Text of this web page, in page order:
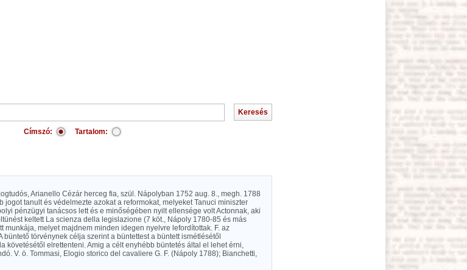
Címszó: Tartalom:
Arianello Cézár herceg fia, szül. Nápolyban 1752 aug. 8., megh. 1788
jogot tanult és védelmezte azokat a reformokat, melyeket Tanuci miniszter
pénzügyi tanácsos lett és e minőségében nyilt ellensége volt Actonnak, aki
keltett La scienza della legislazione (7 köt., Nápoly 1780-85 és más
munkája, melyet majdnem minden idegen nyelvre lefordítottak. F. az
törvénynek célja szerint a büntettest a büntett ismétlésétől
követésétől elrettenteni. Amig a célt enyhébb büntetés által el lehet érni,
V. ö. Tommasi, Elogio storico del cavaliere G. F. (Nápoly 1788); Bianchetti,